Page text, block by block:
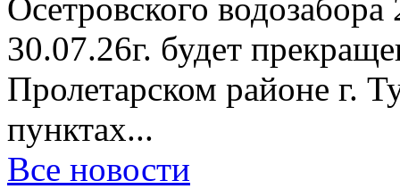
Осетровского
30.07.26г. будет
Пролетарском районе г.
пунктах...
Все новости